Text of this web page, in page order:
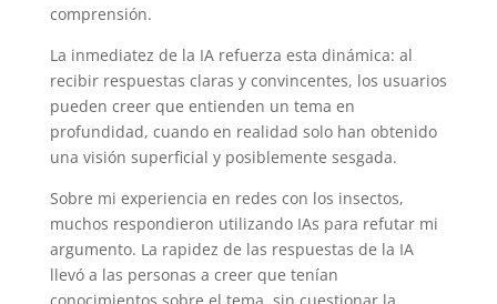
comprensión.
La inmediatez de la IA refuerza esta dinámica: al
recibir respuestas claras y convincentes, los usuarios
pueden creer que entienden un tema en
profundidad, cuando en realidad solo han obtenido
una visión superficial y posiblemente sesgada.
Sobre mi experiencia en redes con los insectos,
muchos respondieron utilizando IAs para refutar mi
argumento. La rapidez de las respuestas de la IA
llevó a las personas a creer que tenían
conocimientos sobre el tema, sin cuestionar la